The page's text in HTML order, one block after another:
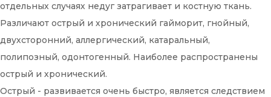
отдельных случаях недуг затрагивает и костную ткань.
Различают острый и хронический гайморит, гнойный,
двухсторонний, аллергический, катаральный,
полипозный, одонтогенный. Наиболее распространены
острый и хронический.
Острый - развивается очень быстро, является следствием